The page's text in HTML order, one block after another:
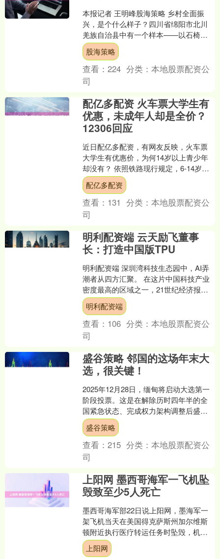
本报记者 王明峰股海策略 乡村全面振
兴，是个什么样子？四川省绵阳市北川
羌族自治县中有一个样本——以石椅村
为支撑的绵阳北川石椅羌寨乡村振兴先
行区(以下简称“先行区....
股海策略
查看：224 分类：本地股票配资公
司
配亿多配资 火车票大学生有
优惠，未成年人却是全价？
12306回应
近日配亿多配资，有网友反映，火车票
大学生有优惠价，为何14岁以上青少年
却没有？ 依照铁路现行规定，6-14岁旅
客可购买儿童优惠票配亿多配资，14岁
以上的未成年人....
配亿多配资
查看： 131 分类：本地股票配资公
司
明利配资端 云天励飞董事
长：打造中国版TPU
明利配资端 深圳湾科技生态园中，AI弄
潮者从四方汇聚。 在这片中国科技产业
密度最高的区域之一，21世纪经济报道
记者再次见到了云天励飞董事长陈宁。
长达1个半小时的....
明利配资端
查看： 106 分类：本地股票配资公
司
盛谷策略 邻国的这场年末大
选，很关键！
2025年12月28日，缅甸将启动大选第一
阶段投票。这是在解除历时四年半的全
国紧急状态、完成权力架构调整后盛谷
策略，该国迈出的关键政治步骤。自
2021年2月缅甸....
盛谷策略
查看：215 分类：本地股票配资公
司
上阳网 墨西哥海军一飞机坠
毁致至少5人死亡
墨西哥海军部22日说上阳网，墨海军一
架飞机当天在美国得克萨斯州加尔维斯
顿附近执行医疗转运任务时坠毁，机上8
人中已有5人遇难、2人生还，另有1人仍
在搜救中。 墨海....
上阳网